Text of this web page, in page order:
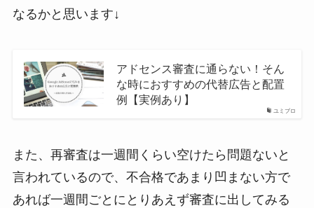
なるかと思います↓
ユミブロ
アドセンス審査に通らない！そん
な時におすすめの代替広告と配置
例【実例あり】
また、再審査は一週間くらい空けたら問題ないと
言われているので、不合格であまり凹まない方で
あれば一週間ごとにとりあえず審査に出してみる